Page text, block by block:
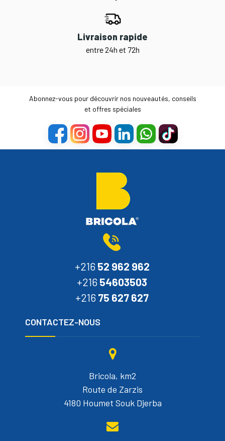
Livraison rapide
entre 24h et 72h
Abonnez-vous pour découvrir nos nouveautés, conseils
et offres spéciales
+216 52 962 962
+216 54603503
+216 75 627 627
CONTACTEZ-NOUS
Bricola, km2
Route de Zarzis
4180 Houmet Souk Djerba